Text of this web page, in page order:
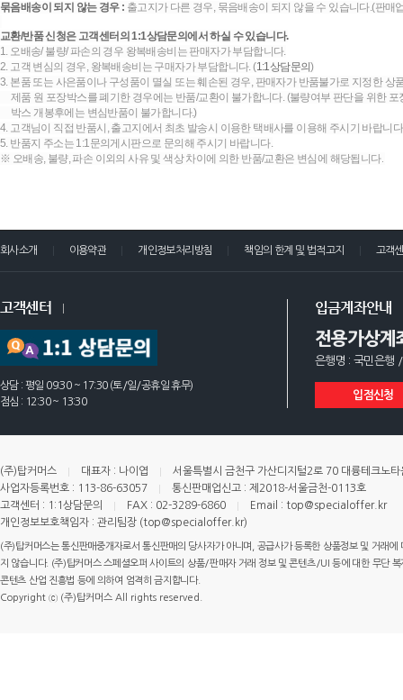
묶음배송이 되지 않는 경우 : 출고지가 다른 경우, 묶음배송이 되지 않을 수 있습니다.(판
교환/반품 신청은 고객센터의 1:1상담문의에서 하실 수 있습니다.
1. 오배송/ 불량/ 파손의 경우 왕복배송비는 판매자가 부담합니다.
2. 고객 변심의 경우, 왕복배송비는 구매자가 부담합니다. (1:1상담문의)
3. 본품 또는 사은품이나 구성품이 멸실 또는 훼손된 경우, 판매자가 반품불가로 지정한 상
제품 원 포장박스를 폐기한 경우에는 반품/교환이 불가합니다. (불량여부 판단을 위한
박스 개봉후에는 변심반품이 불가합니다.)
4. 고객님이 직접 반품시, 출고지에서 최초 발송시 이용한 택배사를 이용해 주시기 바랍니
5. 반품지 주소는 1:1문의게시판으로 문의해 주시기 바랍니다.
※ 오배송, 불량, 파손 이외의 사유 및 색상 차이에 의한 반품/교환은 변심에 해당됩니다.
회사소개 이용약관 개인정보처리방침 책임의 한계 및 법적고지 고객
고객센터
상담 : 평일 09:30 ~ 17:30 (토/일/공휴일 휴무)
점심 : 12:30 ~ 13:30
입금계좌안내
전용가상계
은행명 : 국민은행
입점신청
(주)탑커머스 대표자 : 나이엽
서울특별시 금천구 가산디지털2로 70 대륭테크노
사업자등록번호 : 113-86-63057
통신판매업신고 : 제2018-서울금천-0113호
고객센터 : 1:1상담문의
FAX : 02-3289-6860
Email : top@specialoffer.kr
개인정보보호책임자 : 관리팀장 (top@specialoffer.kr)
(주)탑커머스는 통신판매중개자로서 통신판매의 당사자가 아니며, 공급사가 등록한 상품정보 및 거래
지 않습니다. (주)탑커머스 스페셜오퍼 사이트의 상품/판매자 거래 정보 및 콘텐츠/UI 등에 대한 무단
콘텐츠 산업 진흥법 등에 의하여 엄격히 금지합니다.
Copyright ⓒ (주)탑커머스 All rights reserved.